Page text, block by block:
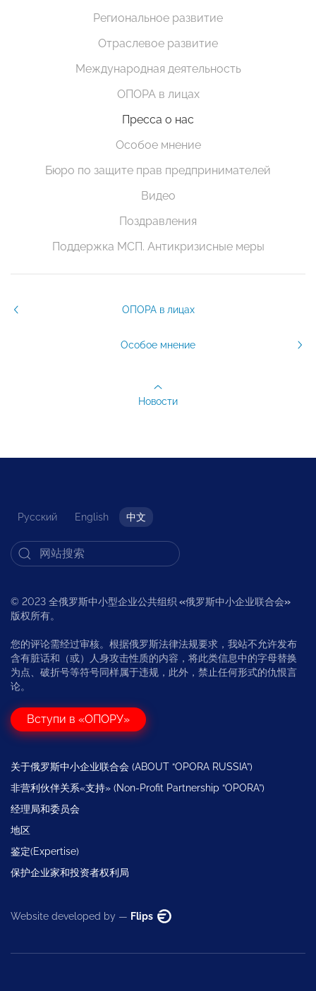
Региональное развитие
Отраслевое развитие
Международная деятельность
ОПОРА в лицах
Пресса о нас
Особое мнение
Бюро по защите прав предпринимателей
Видео
Поздравления
Поддержка МСП. Антикризисные меры
ОПОРА в лицах
Особое мнение
Новости
Русский English 中文
© 2023 全俄罗斯中小型企业公共组织 «俄罗斯中小企业联合会»
版权所有。
您的评论需经过审核。根据俄罗斯法律法规要求，我站不允许发布
含有脏话和（或）人身攻击性质的内容，将此类信息中的字母替换
为点、破折号等符号同样属于违规，此外，禁止任何形式的仇恨言
论。
Вступи в «ОПОРУ»
关于俄罗斯中小企业联合会 (ABOUT “OPORA RUSSIA”)
非营利伙伴关系«支持» (Non-Profit Partnership “OPORA”)
经理局和委员会
地区
鉴定(Expertise)
保护企业家和投资者权利局
Website developed by — Flips